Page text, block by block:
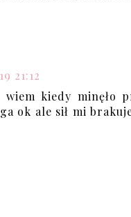
21:12
wiem kiedy minęło
ok ale sił mi